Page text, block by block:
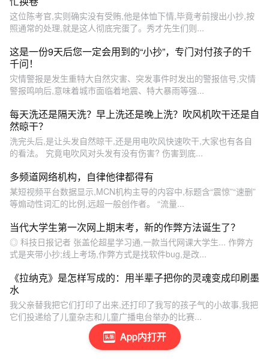
App内打开
这位陈考官,实则确实没有受贿,他是体恤下情,毕竟考前搜出小抄,按
照通常的处理,就是这人彻底完蛋了。秀才先生们则...
这是一份9天后您一定会用到的“小抄”，专门对付孩子的千
千问！
灾情警报是发生重特大自然灾害、突发事件时发出的警报信号,灾情
警报鸣响后,意味着城市面临着地震、特大暴雨等强...
每天洗还是隔天洗？早上洗还是晚上洗？吹风机吹干还是自
然晾干？
洗完头后,是让头发自然晾干,还是用电吹风快速吹干,大家也有各自
的看法。 究竟电吹风对头发有没有伤害? 伤害到底...
多频道网络机构，自律他律都得有
某短视频平台数据显示,MCN机构主导的内容中,标题含“震惊”“速删”
等煽动性词汇的比例,远超一般创作者。 “流量...
当代大学生第一次网上期末考，新的作弊方法诞生了？
◎ 科技日报记者 张盖伦超星学习通,一款当代网课大学生... 作弊方
式是夹带小抄;线上考场,作弊方式是找软件bug,是改...
《拉纳克》是怎样写成的：用半辈子把你的灵魂变成印刷墨
水
我父亲替我把它们打印了出来,还打印了我写的孩子气的小故事,我把
它们投递给了儿童杂志和儿童广播电台举办的比赛...